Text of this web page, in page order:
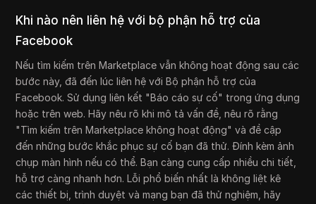
Khi nào nên liên hệ với bộ phận hỗ trợ của
Facebook
Nếu tìm kiếm trên Marketplace vẫn không hoạt động sau các
bước này, đã đến lúc liên hệ với Bộ phận hỗ trợ của
Facebook. Sử dụng liên kết "Báo cáo sự cố" trong ứng dụng
hoặc trên web. Hãy nêu rõ khi mô tả vấn đề, nêu rõ rằng
"Tìm kiếm trên Marketplace không hoạt động" và đề cập
đến những bước khắc phục sự cố bạn đã thử. Đính kèm ảnh
chụp màn hình nếu có thể. Bạn càng cung cấp nhiều chi tiết,
hỗ trợ càng nhanh hơn. Lỗi phổ biến nhất là không liệt kê
các thiết bị, trình duyệt và mạng bạn đã thử nghiệm, hãy